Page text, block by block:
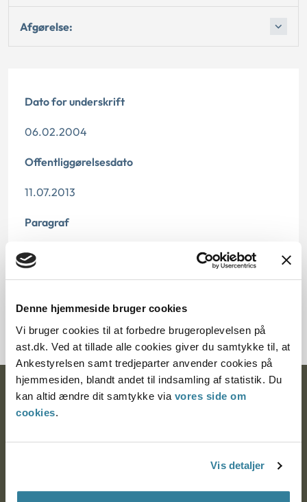
Denne hjemmeside bruger cookies
Vi bruger cookies til at forbedre brugeroplevelsen på
ast.dk. Ved at tillade alle cookies giver du samtykke til, at
Ankestyrelsen samt tredjeparter anvender cookies på
hjemmesiden, blandt andet til indsamling af statistik. Du
kan altid ændre dit samtykke via vores side om
cookies.
Vis detaljer
Afgørelse:
Dato for underskrift
06.02.2004
Offentliggørelsesdato
11.07.2013
Paragraf
§ 16
6000571-03
Ankestyrelsen